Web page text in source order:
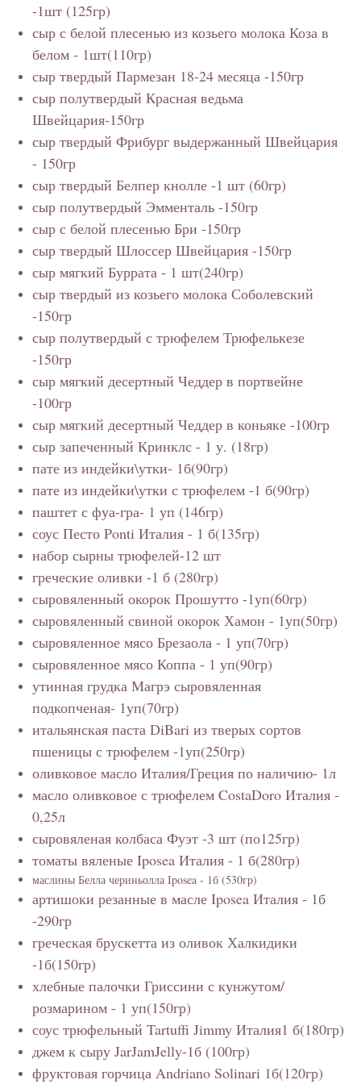
-1шт (125гр)
сыр с белой плесенью из козьего молока Коза в
белом - 1шт(110гр)
сыр твердый Пармезан 18-24 месяца -150гр
сыр полутвердый Красная ведьма
Швейцария-150гр
сыр твердый Фрибург выдержанный Швейцария
- 150гр
сыр твердый Белпер кнолле -1 шт (60гр)
сыр полутвердый Эмменталь -150гр
сыр с белой плесенью Бри -150гр
сыр твердый Шлоссер Швейцария -150гр
сыр мягкий Буррата - 1 шт(240гр)
сыр твердый из козьего молока Соболевский
-150гр
сыр полутвердый с трюфелем Трюфелькезе
-150гр
сыр мягкий десертный Чеддер в портвейне
-100гр
сыр мягкий десертный Чеддер в коньяке -100гр
сыр запеченный Кринклс - 1 у. (18гр)
пате из индейки\утки- 1б(90гр)
пате из индейки\утки с трюфелем -1 б(90гр)
паштет с фуа-гра- 1 уп (146гр)
соус Песто Ponti Италия - 1 б(135гр)
набор сырны трюфелей-12 шт
греческие оливки -1 б (280гр)
сыровяленный окорок Прошутто -1уп(60гр)
сыровяленный свиной окорок Хамон - 1уп(50гр)
сыровяленное мясо Брезаола - 1 уп(70гр)
сыровяленное мясо Коппа - 1 уп(90гр)
утинная грудка Магрэ сыровяленная
подкопченая- 1уп(70гр)
итальянская паста DiBari из тверых сортов
пшеницы с трюфелем -1уп(250гр)
оливковое масло Италия/Греция по наличию- 1л
масло оливковое с трюфелем CostaDoro Италия -
0,25л
сыровяленая колбаса Фуэт -3 шт (по125гр)
томаты вяленые Iposea Италия - 1 б(280гр)
маслины Белла чериньолла Iposea - 1б (530гр)
артишоки резанные в масле Iposea Италия - 1б
-290гр
греческая брускетта из оливок Халкидики
-1б(150гр)
хлебные палочки Гриссини с кунжутом/
розмарином - 1 уп(150гр)
соус трюфельный Tartuffi Jimmy Италия1 б(180гр)
джем к сыру JarJamJelly-1б (100гр)
фруктовая горчица Andriano Solinari 1б(120гр)